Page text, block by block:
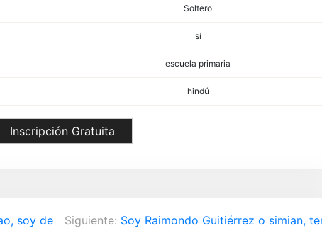
Soltero
sí
escuela primaria
hindú
Inscripción Gratuita
soy de
Siguiente: Soy Raimondo Guitiérrez o simian,